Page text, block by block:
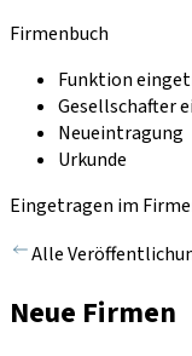
Firmenbuch
Funktion
Gesellschafter
Neueintragung
Urkunde
Eingetragen im
Alle
Neue Firmen